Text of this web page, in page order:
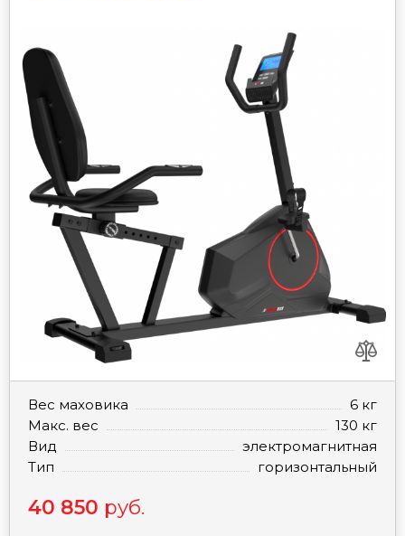
Вес маховика
6 кг
Макс. вес
130 кг
Вид
электромагнитная
Тип
горизонтальный
40 850 руб.